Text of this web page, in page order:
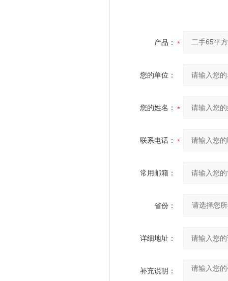
产品：
您的单位：
您的姓名：
联系电话：
常用邮箱：
省份：
详细地址：
补充说明：